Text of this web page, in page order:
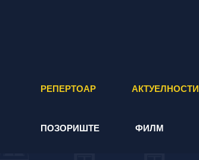
РЕПЕРТОАР АКТУЕЛНОСТИ
ПОЗОРИШТЕ ФИЛМ